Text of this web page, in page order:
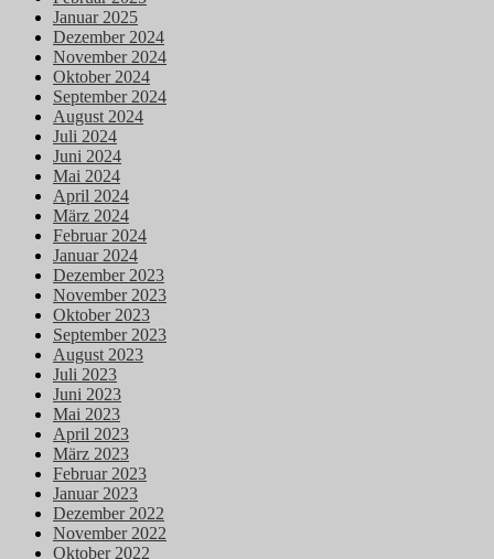
Januar 2025
Dezember 2024
November 2024
Oktober 2024
September 2024
August 2024
Juli 2024
Juni 2024
Mai 2024
April 2024
März 2024
Februar 2024
Januar 2024
Dezember 2023
November 2023
Oktober 2023
September 2023
August 2023
Juli 2023
Juni 2023
Mai 2023
April 2023
März 2023
Februar 2023
Januar 2023
Dezember 2022
November 2022
Oktober 2022